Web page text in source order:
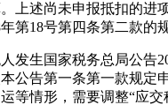
上述尚未申报抵扣的进
第18号第四条第二款的规
人发生国家税务总局公告
公告第一条第一款规定
运等情形，需要调整“应